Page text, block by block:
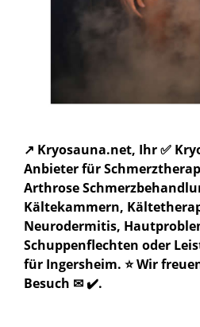
↗️ Kryosauna.net, Ihr ✅
Anbieter für
Arthrose
Kältekammern,
Neurodermitis,
Schuppenflechten oder
für Ingersheim. ⭐ Wir
Besuch ✉ ✔️.